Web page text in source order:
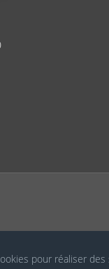
pour réaliser